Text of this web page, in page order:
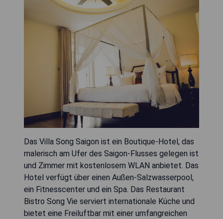
Das Villa Song Saigon ist ein Boutique-Hotel, das
malerisch am Ufer des Saigon-Flusses gelegen ist
und Zimmer mit kostenlosem WLAN anbietet. Das
Hotel verfügt über einen Außen-Salzwasserpool,
ein Fitnesscenter und ein Spa. Das Restaurant
Bistro Song Vie serviert internationale Küche und
bietet eine Freiluftbar mit einer umfangreichen